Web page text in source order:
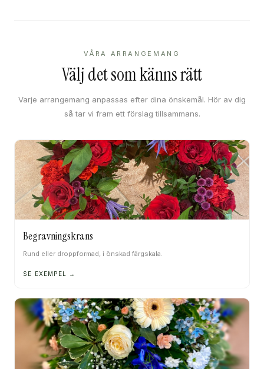
VÅRA ARRANGEMANG
Välj det som känns rätt
Varje arrangemang anpassas efter dina önskemål. Hör av dig
så tar vi fram ett förslag tillsammans.
Begravningskrans
Rund eller droppformad, i önskad färgskala.
SE EXEMPEL →